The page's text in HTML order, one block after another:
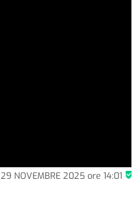
29 NOVEMBRE 2025ore 14:01